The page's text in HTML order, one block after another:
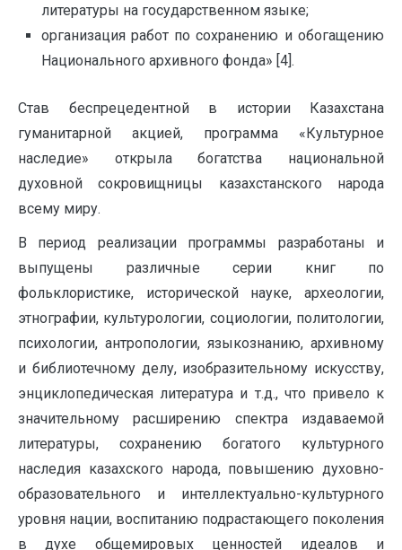
литературы на государственном языке;
организация работ по сохранению и обогащению
Национального архивного фонда» [4].
Став беспрецедентной в истории Казахстана
гуманитарной акцией, программа «Культурное
наследие» открыла богатства национальной
духовной сокровищницы казахстанского народа
всему миру.
В период реализации программы разработаны и
выпущены различные серии книг по
фольклористике, исторической науке, археологии,
этнографии, культурологии, социологии, политологии,
психологии, антропологии, языкознанию, архивному
и библиотечному делу, изобразительному искусству,
энциклопедическая литература и т.д., что привело к
значительному расширению спектра издаваемой
литературы, сохранению богатого культурного
наследия казахского народа, повышению духовно-
образовательного и интеллектуально-культурного
уровня нации, воспитанию подрастающего поколения
в духе общемировых ценностей идеалов и